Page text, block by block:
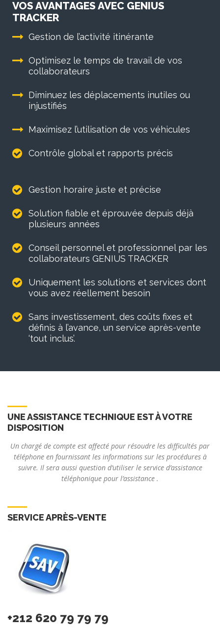
VOS AVANTAGES AVEC GENIUS
TRACKER
Gestion de l’activité itinérante
Optimisez le temps de travail de vos
collaborateurs
Diminuez les déplacements inutiles ou
injustifiés
Maximisez l’utilisation de vos véhicules
Contrôle global et rapports précis
Gestion horaire juste et précise
Solution fiable et éprouvée depuis déjà
plusieurs années
Conseil personnel et professionnel par les
collaborateurs GENIUS TRACKER
Uniquement les solutions et services dont
vous avez réellement besoin
Sans investissement, des coûts fixes et
définis à l’avance, un service après-vente
‘tout inclus’.
UNE ASSISTANCE TECHNIQUE EST À VOTRE
DISPOSITION
Un chargé de compte est affecté pour résoudre les difficultés par
téléphone en fournissant les informations sur les procédures à
suivre. Il sera aussi question d’utiliser le service d’assistance
téléphonique pour l’assistance .
SERVICE APRÈS-VENTE
+212 620 79 79 79